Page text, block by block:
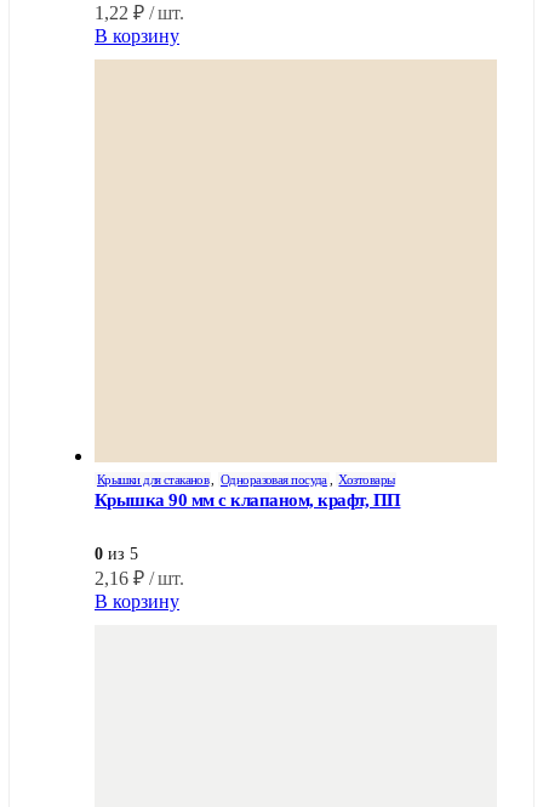
1,22 ₽ / шт.
В корзину
Крышки для стаканов Одноразовая посуда Хозтовары
Крышка 90 мм с клапаном, крафт, ПП
0 из 5
2,16 ₽ / шт.
В корзину